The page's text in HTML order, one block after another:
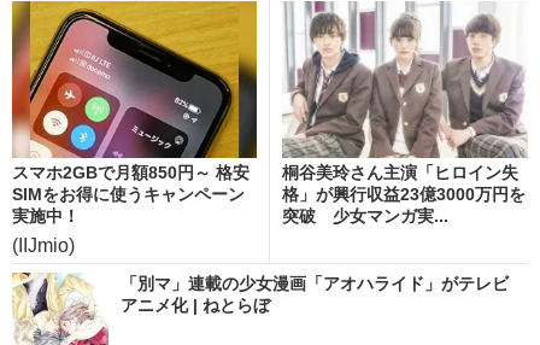
スマホ2GBで月額850円～ 格安
SIMをお得に使うキャンペーン
実施中！
(IIJmio)
桐谷美玲さん主演「ヒロイン失
格」が興行収益23億3000万円を
突破 少女マンガ実...
「別マ」連載の少女漫画「アオハライド」がテレビ
アニメ化 | ねとらぼ